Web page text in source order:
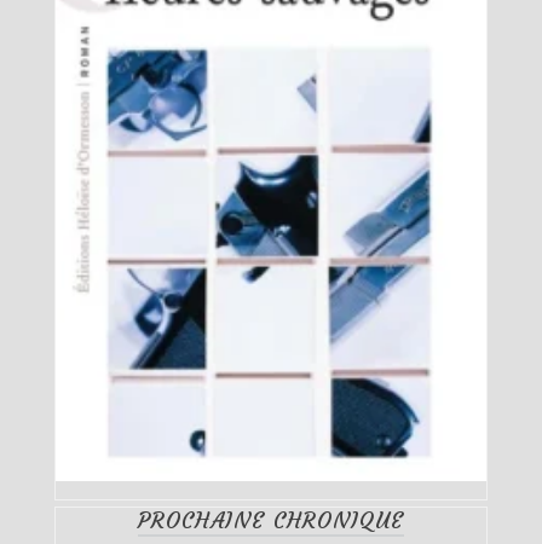
PROCHAINE CHRONIQUE